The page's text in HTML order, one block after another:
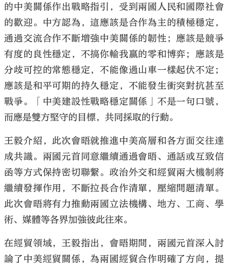
的中美關係作出戰略指引，受到兩國人民和國際社會
的歡迎。中方認為，這應該是合作為主的積極穩定，
通過交流合作不斷增強中美關係的韌性；應該是競爭
有度的良性穩定，不搞你輸我贏的零和博弈；應該是
分歧可控的常態穩定，不能像過山車一樣起伏不定；
應該是和平可期的持久穩定，不能發生衝突對抗甚至
戰爭。「中美建設性戰略穩定關係」不是一句口號，
而應是雙方堅守的目標，共同採取的行動。
王毅介紹，此次會晤就推進中美高層和各方面交往達
成共識。兩國元首同意繼續通過會晤、通話或互致信
函等方式保持密切聯繫。政治外交和經貿兩大機制將
繼續發揮作用，不斷拉長合作清單，壓縮問題清單。
此次會晤將有力推動兩國立法機構、地方、工商、學
術、媒體等各界加強彼此往來。
在經貿領域，王毅指出，會晤期間，兩國元首深入討
論了中美經貿關係，為兩國經貿合作明確了方向，提